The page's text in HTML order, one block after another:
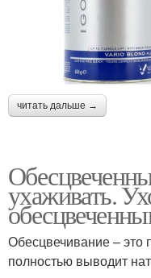
читать дальше →
ухаживать.
Обесцвечивание – это
полностью выводит